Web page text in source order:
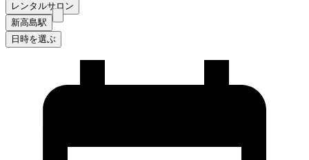
レンタルサロン
新高島駅
日時を選ぶ